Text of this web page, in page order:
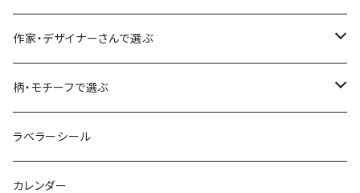
大枝活版室
星燈社
ミナペルホネン
BGM
大枝活版室
ロール付箋
表現社（作家もの）
Hutte paper works
ヨハク
作家・デザイナーさんで選ぶ
ネクタイ
Hutte paper works
ヨハク
柄・モチーフで選ぶ
フルーツ
食べ物・フード・スイーツ
ラベラーシール
カレンダー